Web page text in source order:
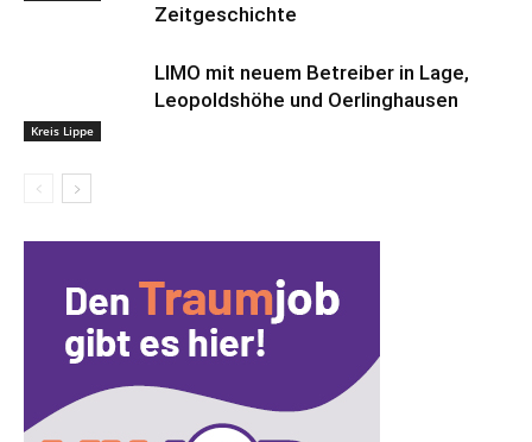
Zeitgeschichte
Kreis Lippe
LIMO mit neuem Betreiber in Lage,
Leopoldshöhe und Oerlinghausen